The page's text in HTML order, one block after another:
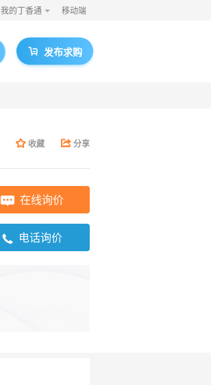
我的丁香通 移动端
发布求购
收藏 分享
在线询价
电话询价